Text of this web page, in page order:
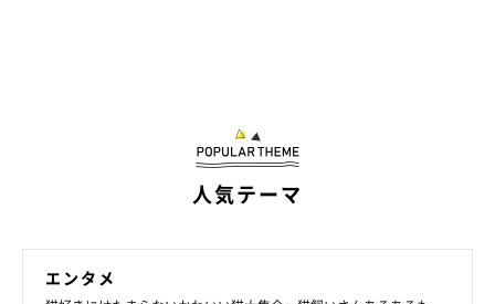
人気テーマ
エンタメ